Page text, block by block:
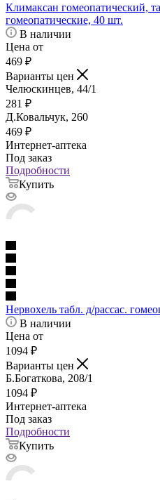
Климаксан гомеопатический,
гомеопатические, 40 шт.
В наличии
Цена от
469 ₽
Варианты цен
Челюскинцев, 44/1
281 ₽
Д.Ковальчук, 260
469 ₽
Интернет-аптека
Под заказ
Подробности
Купить
Нервохель табл. д/рассас.
В наличии
Цена от
1094 ₽
Варианты цен
Б.Богаткова, 208/1
1094 ₽
Интернет-аптека
Под заказ
Подробности
Купить